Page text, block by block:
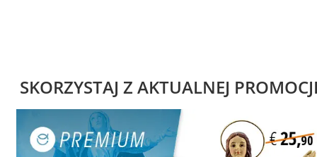
SKORZYSTAJ Z AKTUALNEJ